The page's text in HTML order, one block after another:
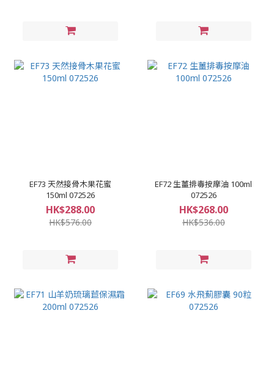
EF73 天然接骨木果花蜜
150ml 072526
HK$288.00
HK$576.00
EF72 生薑排毒按摩油 100ml
072526
HK$268.00
HK$536.00